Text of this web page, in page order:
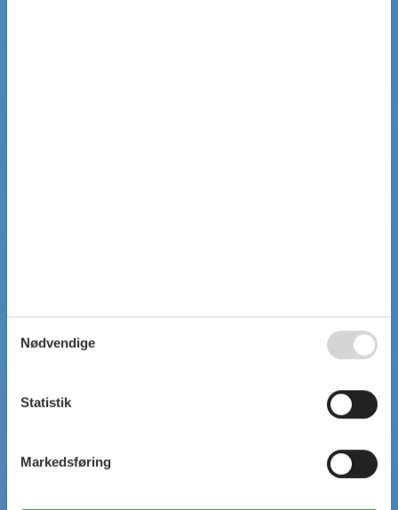
Nødvendige
Statistik
Markedsføring